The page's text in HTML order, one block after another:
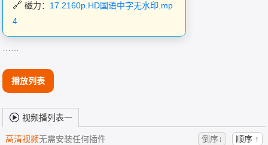
磁力： 17.2160p.HD国语中字无水印.mp
4
播放列表
视频播列表一
高清视频无需安装任何插件 倒序↓ 顺序 ↑